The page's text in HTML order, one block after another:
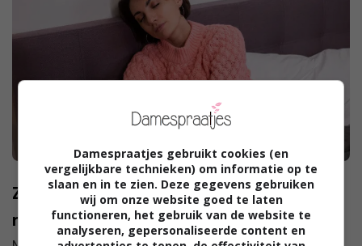
Zo voel je je beter tijdens die tijd van de
maand
Damespraatjes gebruikt cookies (en
vergelijkbare technieken) om informatie op te
slaan en in te zien. Deze gegevens gebruiken
wij om onze website goed te laten
functioneren, het gebruik van de website te
analyseren, gepersonaliseerde content en